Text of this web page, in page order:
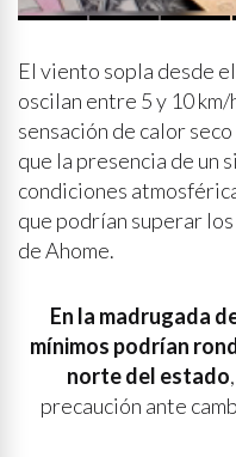
El viento sopla desde
oscilan entre 5 y 10
sensación de calor
que la presencia de un
condiciones
que podrían superar
de Ahome.
En la madrugada
mínimos podrían
norte del estado
precaución ante